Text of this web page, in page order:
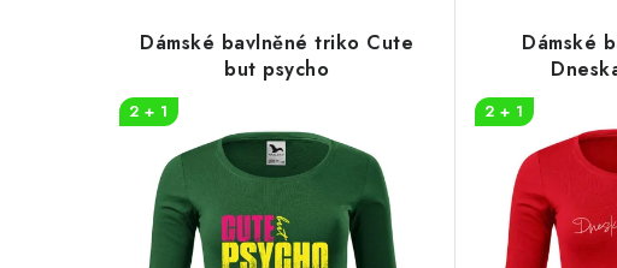
Dámské bavlněné triko Cute
but psycho
2 + 1
Dámské
2 + 1